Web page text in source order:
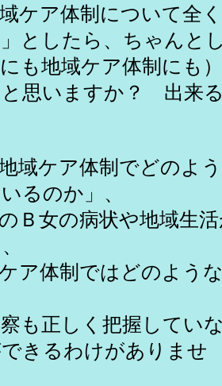
ケア体制について全く
したら、ちゃんと
も地域ケア体制にも）
いますか？ 出来る
ア体制でどのよう
るのか」、
の病状や地域生活
制ではどのような
正しく把握してい
きるわけがありませ